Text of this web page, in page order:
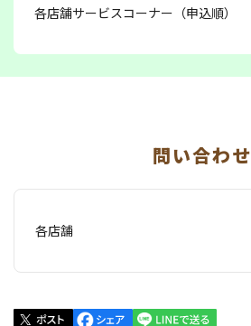
各店舗サービスコーナー（申込順）
問い合わせ
各店舗